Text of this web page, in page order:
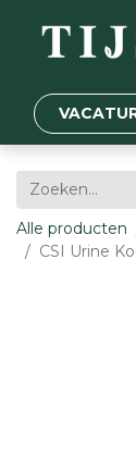
Alle producten
CSI Urine